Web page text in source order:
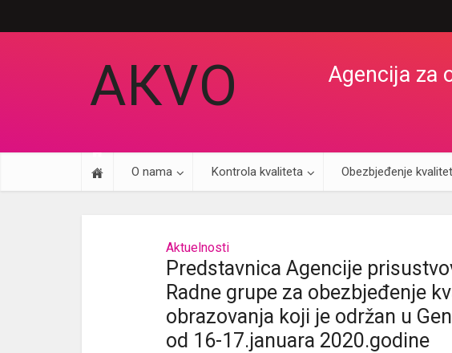
АКVO
Agencija za
O nama Kontrola kvaliteta Obezbjeđenje
Aktuelnosti
Predstavnica Agencije
Radne grupe za obezbjeđenje
obrazovanja koji je održan u
od 16-17.januara 2020.godine